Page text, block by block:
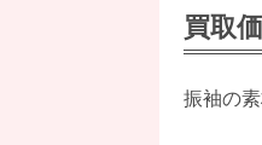
買取
振袖の